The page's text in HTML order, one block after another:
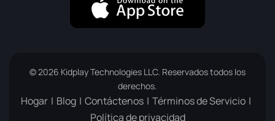
© 2026 Kidplay Technologies LLC. Reservados todos los
derechos.
Hogar Blog Contáctenos
Términos de Servicio
Política de privacidad